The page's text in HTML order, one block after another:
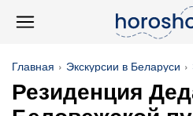
Главная Экскурсии в Беларуси
Резиденция